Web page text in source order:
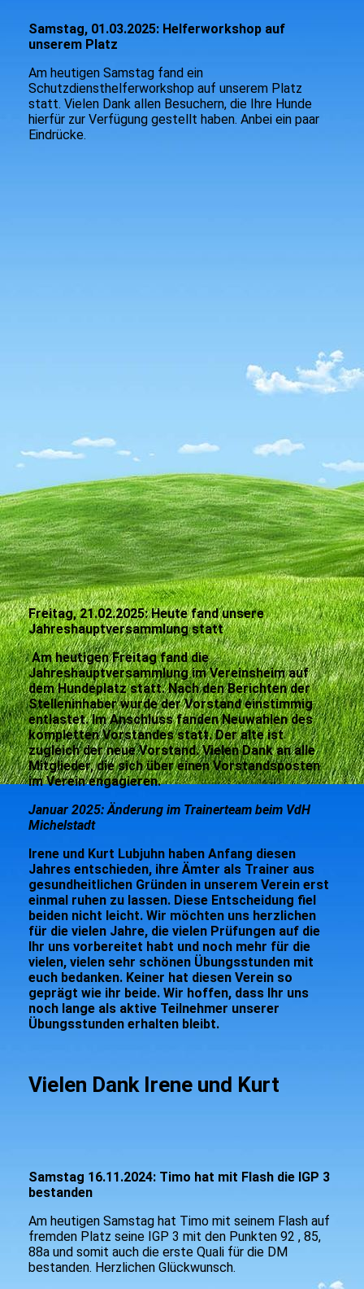
Samstag, 01.03.2025: Helferworkshop auf
unserem Platz
Am heutigen Samstag fand ein
Schutzdiensthelferworkshop auf unserem Platz
statt. Vielen Dank allen Besuchern, die Ihre Hunde
hierfür zur Verfügung gestellt haben. Anbei ein paar
Eindrücke.
Freitag, 21.02.2025: Heute fand unsere
Jahreshauptversammlung statt
Am heutigen Freitag fand die
Jahreshauptversammlung im Vereinsheim auf
dem Hundeplatz statt. Nach den Berichten der
Stelleninhaber wurde der Vorstand einstimmig
entlastet. Im Anschluss fanden Neuwahlen des
kompletten Vorstandes statt. Der alte ist
zugleich der neue Vorstand. Vielen Dank an alle
Mitglieder, die sich über einen Vorstandsposten
im Verein engagieren.
Januar 2025: Änderung im Trainerteam beim VdH
Michelstadt
Irene und Kurt Lubjuhn haben Anfang diesen
Jahres entschieden, ihre Ämter als Trainer aus
gesundheitlichen Gründen in unserem Verein erst
einmal ruhen zu lassen. Diese Entscheidung fiel
beiden nicht leicht. Wir möchten uns herzlichen
für die vielen Jahre, die vielen Prüfungen auf die
Ihr uns vorbereitet habt und noch mehr für die
vielen, vielen sehr schönen Übungsstunden mit
euch bedanken. Keiner hat diesen Verein so
geprägt wie ihr beide. Wir hoffen, dass Ihr uns
noch lange als aktive Teilnehmer unserer
Übungsstunden erhalten bleibt.
Vielen Dank Irene und Kurt
Samstag 16.11.2024: Timo hat mit Flash die IGP 3
bestanden
Am heutigen Samstag hat Timo mit seinem Flash auf
fremden Platz seine IGP 3 mit den Punkten 92 , 85,
88a und somit auch die erste Quali für die DM
bestanden. Herzlichen Glückwunsch.